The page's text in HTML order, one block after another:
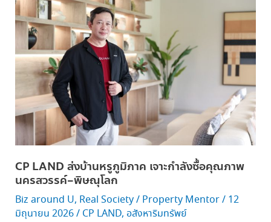
CP LAND ส่งบ้านหรูภูมิภาค เจาะกำลังซื้อคุณภาพ
นครสวรรค์–พิษณุโลก
Biz around U, Real Society/ Property Mentor/ 12
มิถุนายน 2026/ CP LAND, อสังหาริมทรัพย์
LAND
ส่ง
บ้าน
หรู
ภูมิภาค
กำลัง
ซื้อ
คุณภาพ
นครสวรรค์–